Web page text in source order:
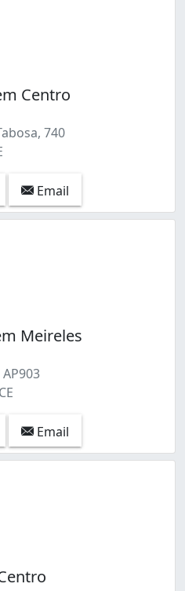
Centro
740
Email
Meireles
Email